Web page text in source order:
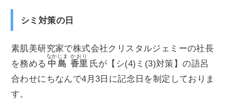
シミ対策の日
素肌美研究家で株式会社クリスタルジェミーの社長
を務める 中島
なかじま
香里
かおり
氏が【シ(4)ミ(3)対策】の語呂
合わせにちなんで4月3日に記念日を制定しておりま
す。